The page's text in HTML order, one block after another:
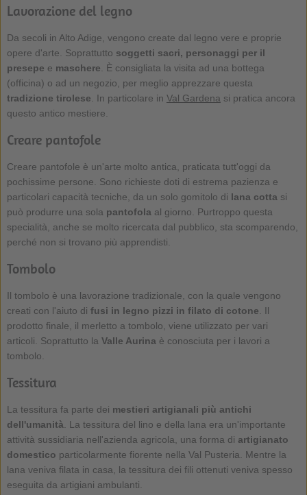
Lavorazione del legno
Da secoli in Alto Adige, vengono create dal legno vere e proprie
opere d'arte. Soprattutto soggetti sacri, personaggi per il
presepe e maschere . È consigliata la visita ad una bottega
(officina) o ad un negozio, per meglio apprezzare questa
tradizione tirolese . In particolare in Val Gardena si pratica ancora
questo antico mestiere.
Creare pantofole
Creare pantofole è un'arte molto antica, praticata tutt'oggi da
pochissime persone. Sono richieste doti di estrema pazienza e
particolari capacità tecniche, da un solo gomitolo di lana cotta si
può produrre una sola pantofola al giorno. Purtroppo questa
specialità, anche se molto ricercata dal pubblico, sta scomparendo,
perché non si trovano più apprendisti.
Tombolo
Il tombolo è una lavorazione tradizionale, con la quale vengono
creati con l'aiuto di fusi in legno pizzi in filato di cotone . Il
prodotto finale, il merletto a tombolo, viene utilizzato per vari
articoli. Soprattutto la Valle Aurina è conosciuta per i lavori a
tombolo.
Tessitura
La tessitura fa parte dei mestieri artigianali più antichi
dell'umanità . La tessitura del lino e della lana era un'importante
attività sussidiaria nell'azienda agricola, una forma di artigianato
domestico particolarmente fiorente nella Val Pusteria. Mentre la
lana veniva filata in casa, la tessitura dei fili ottenuti veniva spesso
eseguita da artigiani ambulanti.